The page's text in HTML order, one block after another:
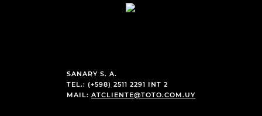
SANARY S. A.
TEL.: (+598) 2511 2291 INT 2
MAIL: ATCLIENTE@TOTO.COM.UY